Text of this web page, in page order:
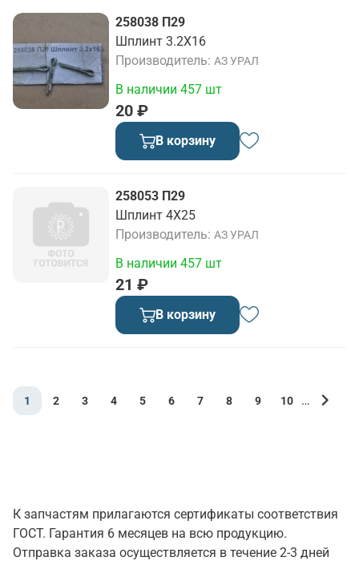
258038 П29
Шплинт 3.2Х16
Производитель АЗ УРАЛ
20 ₽
В наличии 457 шт
В корзину
258053 П29
Шплинт 4Х25
Производитель АЗ УРАЛ
21 ₽
В наличии 457 шт
В корзину
1 2 3 4 5 6 7 8 9 10 …
К запчастям прилагаются сертификаты соответствия
ГОСТ. Гарантия 6 месяцев на всю продукцию.
Отправка заказа осуществляется в течение 2-3 дней